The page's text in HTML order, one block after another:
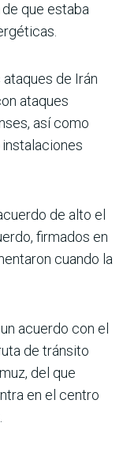
que estaba
de Irán
ataques
así como
de alto el
firmados en
cuando la
acuerdo con el
de tránsito
del que
en el centro